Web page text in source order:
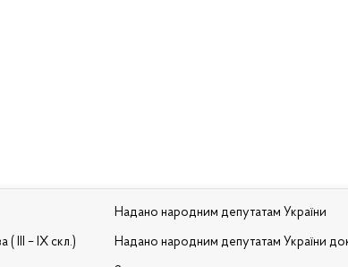
( III – IX скл.)
Надано народним депутатам України
Надано народним депутатам України